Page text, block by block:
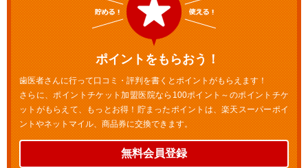
ポイントをもらおう！
歯医者さんに行って口コミ・評判を書くとポイントがもらえます！
さらに、ポイントチケット加盟医院なら100ポイント～のポイントチケ
ットがもらえて、もっとお得！貯まったポイントは、楽天スーパーポイ
ントやネットマイル、商品券に交換できます。
無料会員登録